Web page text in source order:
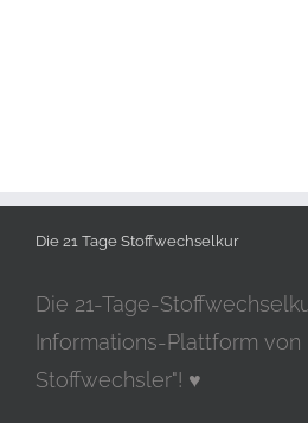
Die 21 Tage Stoffwechselkur
Die 21-Tage-
Informations-Plattform
Stoffwechsler"! ♥